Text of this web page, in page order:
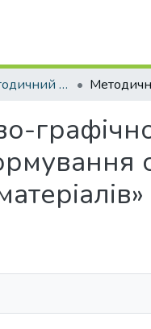
Навчально-методичний комплекс дисциплін кафедри КМХ та Т